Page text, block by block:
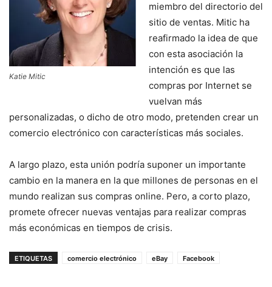
Katie Mitic
miembro del directorio del
sitio de ventas. Mitic ha
reafirmado la idea de que
con esta asociación la
intención es que las
compras por Internet se
vuelvan más
personalizadas, o dicho de otro modo, pretenden crear un
comercio electrónico con características más sociales.
A largo plazo, esta unión podría suponer un importante
cambio en la manera en la que millones de personas en el
mundo realizan sus compras online. Pero, a corto plazo,
promete ofrecer nuevas ventajas para realizar compras
más económicas en tiempos de crisis.
ETIQUETAS comercio electrónico eBay Facebook